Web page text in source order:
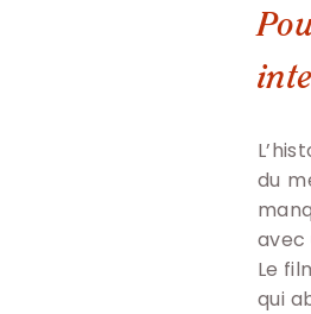
du
avec
Le
qui